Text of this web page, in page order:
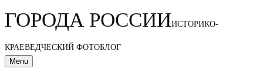
ГОРОДА РОССИИИСТОРИКО-
КРАЕВЕДЧЕСКИЙ ФОТОБЛОГ
Menu